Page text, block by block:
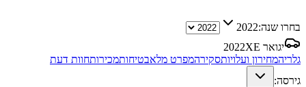
בחרו שנה:2022
יגואר XE
2022
גלריהמחירון ועלויותסקירהמפרט מלאבטיחותמכירותחוות דעת
גירסה: